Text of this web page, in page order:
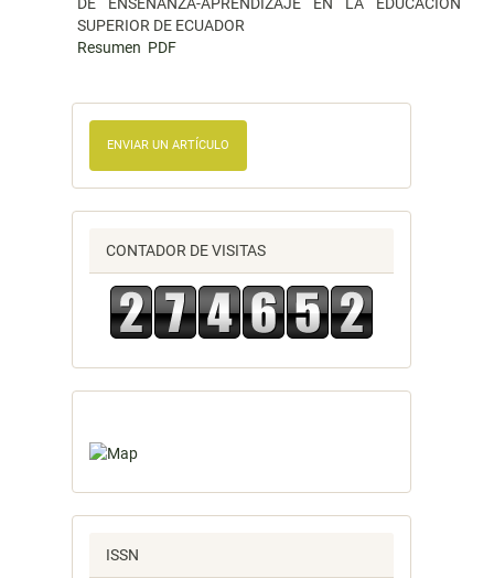
SUPERIOR DE ECUADOR
Resumen PDF
ENVIAR UN ARTÍCULO
CONTADOR DE VISITAS
ISSN